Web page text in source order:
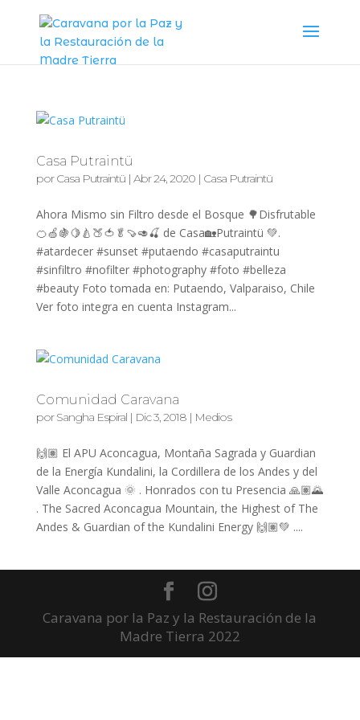
Casa Putraintü
porCasa Putraintü| Abr 24, 2020| Casa Putraintü
Ahora Mismo sin Filtro desde el Bosque 🌳Disfrutable
🍊🍏🍇🍋🍐🍑🍅🥬🍠🥑🍒 de Casa🏡Putraintü 💚.
#atardecer #sunset #putaendo #casaputraintu
#sinfiltro #nofilter #photography #foto #belleza
#beauty Foto tomada en: Putaendo, Valparaiso, Chile
Ver foto integra en cuenta Instagram...
Comunidad Caravana
porSangha Espiral| Dic 3, 2018| Medios
🙌🏽 El APU Aconcagua, Montaña Sagrada y Guardian
de la Energía Kundalini, la Cordillera de los Andes y del
Valle Aconcagua 🌞 . Honrados con tu Presencia 🙏🏽🌄
. The Sacred Aconcagua Mountain, the Highest of The
Andes & Guardian of the Kundalini Energy 🙌🏽💚 ....
Caravana por la Paz y la Restauración de la
Madre Tierra 2022